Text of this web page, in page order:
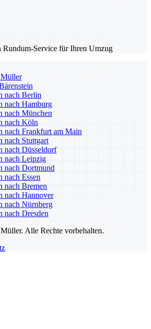
Rundum-Service für Ihren Umzug
nach Berlin
nach Hamburg
nach München
nach Köln
nach Frankfurt am Main
nach Stuttgart
nach Düsseldorf
nach Leipzig
nach Dortmund
nach Essen
nach Bremen
nach Hannover
nach Nürnberg
nach Dresden
Alle Rechte vorbehalten.